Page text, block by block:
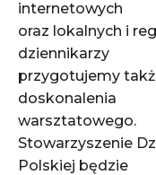
internetowych
oraz lokalnych i
dziennikarzy
przygotujemy
doskonalenia
warsztatowego.
Stowarzyszenie
Polskiej będzie